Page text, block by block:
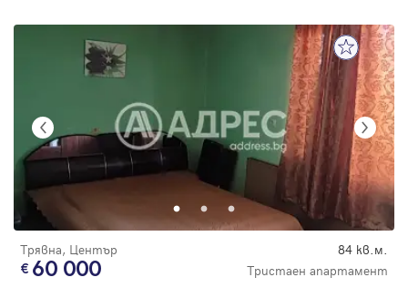
Трявна, Център 84 кв.м.
60 000 Тристаен апартамент